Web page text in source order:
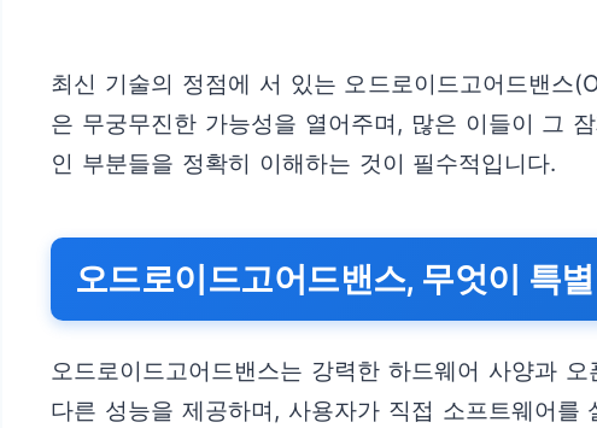
최신 기술의 정점에 서 있는 오드로이드고어드밴스
은 무궁무진한 가능성을 열어주며, 많은 이들이 그
인 부분들을 정확히 이해하는 것이 필수적입니다.
오드로이드고어드밴스, 무엇이 특
오드로이드고어드밴스는 강력한 하드웨어 사양과
다른 성능을 제공하며, 사용자가 직접 소프트웨어